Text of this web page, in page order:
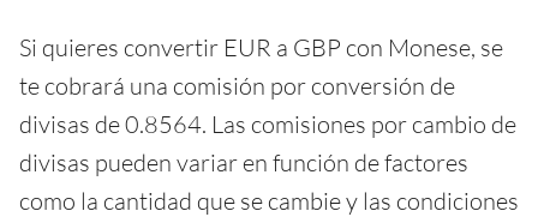
Si quieres convertir EUR a GBP con Monese, se
te cobrará una comisión por conversión de
divisas de 0.8564. Las comisiones por cambio de
divisas pueden variar en función de factores
como la cantidad que se cambie y las condiciones